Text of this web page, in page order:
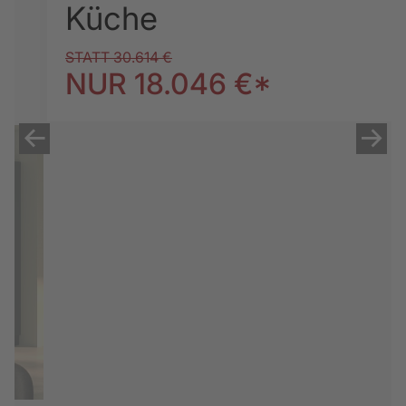
Datenblatt herunterladen
Küche
STATT 30.614 €
NUR 18.046 €*